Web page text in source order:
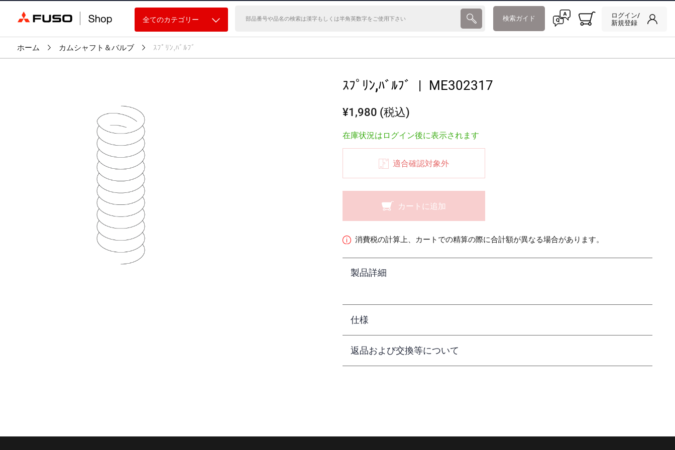
全てのカテゴリー 検索ガイド
ログイン/
新規登録
ホーム カムシャフト＆バルブ ｽﾌﾟﾘﾝ,ﾊﾞﾙﾌﾞ
ｽﾌﾟﾘﾝ,ﾊﾞﾙﾌﾞ | ME302317
¥1,980 (税込)
在庫状況はログイン後に表示されます
適合確認対象外
カートに追加
消費税の計算上、カートでの精算の際に合計額が異なる場合があります。
製品詳細
仕様
返品および交換等について